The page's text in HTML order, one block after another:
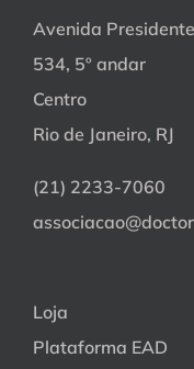
Avenida
534, 5º andar
Centro
Rio de Janeiro, RJ
(21) 2233-7060
Loja
Plataforma EAD